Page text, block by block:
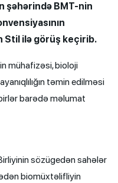
şəhərində BMT-nin
Stil ilə görüş keçirib.
mühafizəsi, bioloji
təmin edilməsi
barədə məlumat
sözügedən sahələr
biomüxtəlifliyin